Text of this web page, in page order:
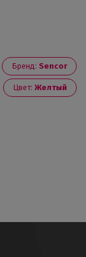
Бренд: Sencor
Цвет: Желтый